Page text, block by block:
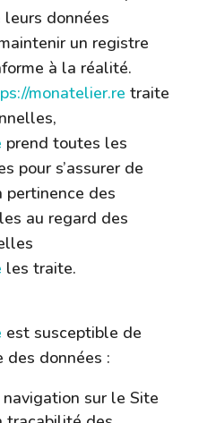
données
un registre
à la réalité.
monatelier.re traite
prend toutes les
pour s’assurer de
pertinence des
au regard des
les traite.
est susceptible de
données :
sur le Site